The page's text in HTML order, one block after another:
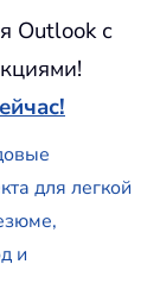
Outlook с
для легкой
и